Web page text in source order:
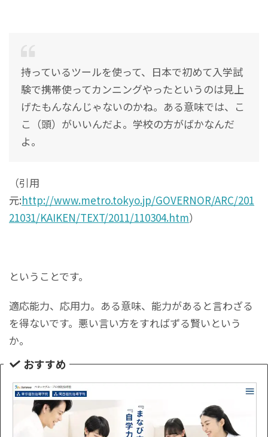
持っているツールを使って、日本で初めて入学試
験で携帯使ってカンニングやったというのは見上
げたもんなんじゃないのかね。ある意味では、こ
こ（頭）がいいんだよ。学校の方がばかなんだ
よ。
（引用
元:http://www.metro.tokyo.jp/GOVERNOR/ARC/201
21031/KAIKEN/TEXT/2011/110304.htm）
ということです。
適応能力、応用力。ある意味、能力があると言わざる
を得ないです。悪い言い方をすればずる賢いという
か。
おすすめ